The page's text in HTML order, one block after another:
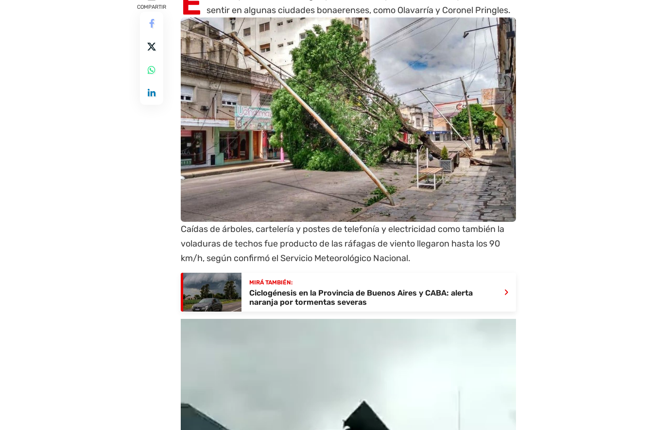
COMPARTIR
sentir en algunas ciudades bonaerenses, como Olavarría y Coronel Pringles.
Caídas de árboles, cartelería y postes de telefonía y electricidad como también la
voladuras de techos fue producto de las ráfagas de viento llegaron hasta los 90
km/h, según confirmó el Servicio Meteorológico Nacional.
MIRÁ TAMBIÉN:
Ciclogénesis en la Provincia de Buenos Aires y CABA: alerta
naranja por tormentas severas
›